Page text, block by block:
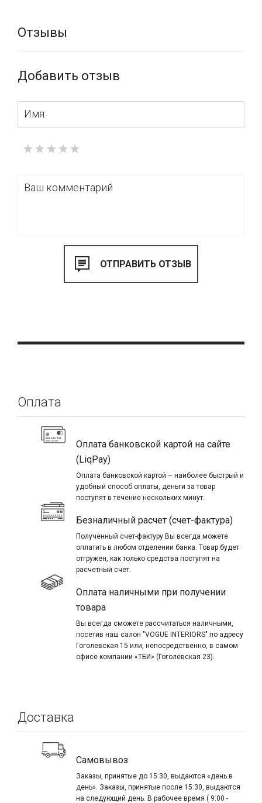
Отзывы
Добавить отзыв
Оплата
Оплата банковской картой на сайте
(LiqPay)
Оплата банковской картой – наиболее быстрый и
удобный способ оплаты, деньги за товар
поступят в течение нескольких минут.
Безналичный расчет (счет-фактура)
Полученный счет-фактуру Вы всегда можете
оплатить в любом отделении банка. Товар будет
отгружен, как только средства поступят на
расчетный счет.
Оплата наличными при получении
товара
Вы всегда сможете рассчитаться наличными,
посетив наш салон "VOGUE INTERIORS" по адресу
Гоголевская 15 или, непосредственно, в самом
офисе компании «ТБИ» (Гоголевская 23).
Доставка
Самовывоз
Заказы, принятые до 15:30, выдаются «день в
день». Заказы, принятые после 15:30, выдаются
на следующий день. В рабочее время ( 9:00 -